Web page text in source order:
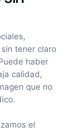
tener claro
haber
calidad,
que no
el